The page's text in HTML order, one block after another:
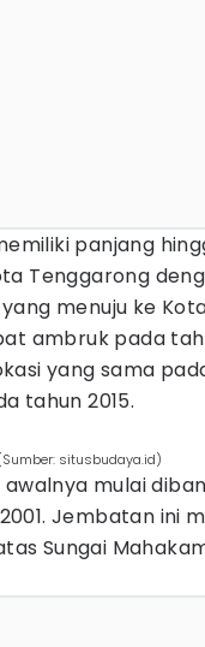
panjang
Tenggarong
menuju ke
ambruk pada
yang sama
tahun 2015.
situsbudaya.id)
mulai
Jembatan ini
Sungai